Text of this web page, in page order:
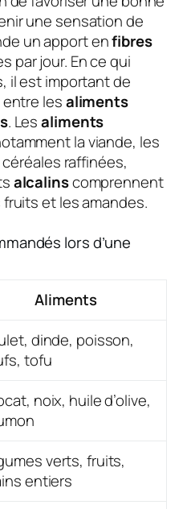
une sensation de
un apport enfibres
par jour. En ce qui
il est important de
lesaliments
. Lesaliments
la viande, les
raffinées,
alcalinscomprennent
et les amandes.
lors d’une
Aliments
dinde, poisson,
tofu
noix, huile d’olive,
verts, fruits,
entiers